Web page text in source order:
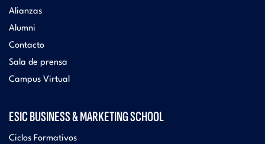
Alianzas
Alumni
Contacto
Sala de prensa
Campus Virtual
ESIC BUSINESS & MARKETING SCHOOL
Ciclos Formativos